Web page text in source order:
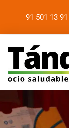
91 501 13 91